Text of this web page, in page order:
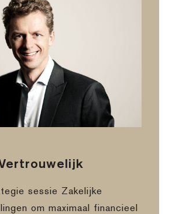
sessie Zakelijke
om maximaal financieel